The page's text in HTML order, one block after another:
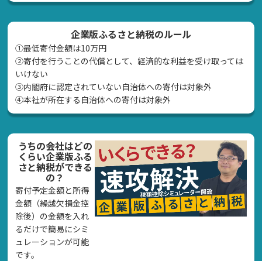
企業版ふるさと納税のルール
①最低寄付金額は10万円
②寄付を行うことの代償として、経済的な利益を受け取っては
いけない
➂内閣府に認定されていない自治体への寄付は対象外
④本社が所在する自治体への寄付は対象外
うちの会社はどの
くらい企業版ふる
さと納税ができる
の？
寄付予定金額と所得
金額（繰越欠損金控
除後）の金額を入れ
るだけで簡易にシミ
ュレーションが可能
です。